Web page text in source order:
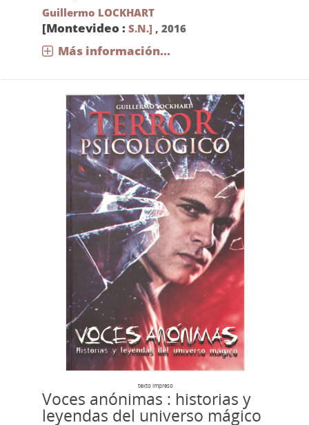
Guillermo LOCKHART
[Montevideo : S.N.] , 2016
Más información...
texto impreso
Voces anónimas : historias y
leyendas del universo mágico